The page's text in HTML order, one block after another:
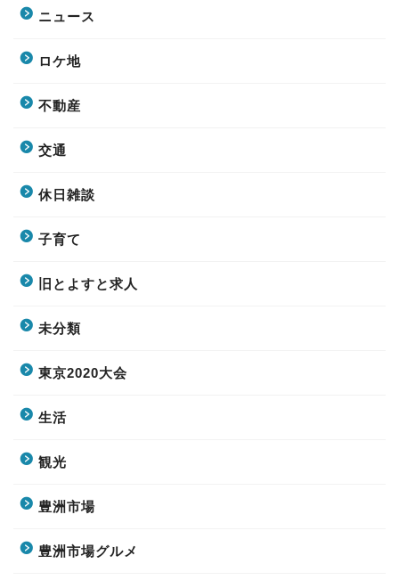
ニュース
ロケ地
不動産
交通
休日雑談
子育て
旧とよすと求人
未分類
東京2020大会
生活
観光
豊洲市場
豊洲市場グルメ